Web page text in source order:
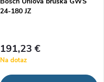
24-180 JZ
191,23 €
Na dotaz